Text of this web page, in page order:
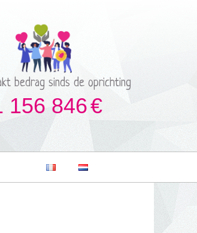
bedrag sinds de oprichting
156 846€